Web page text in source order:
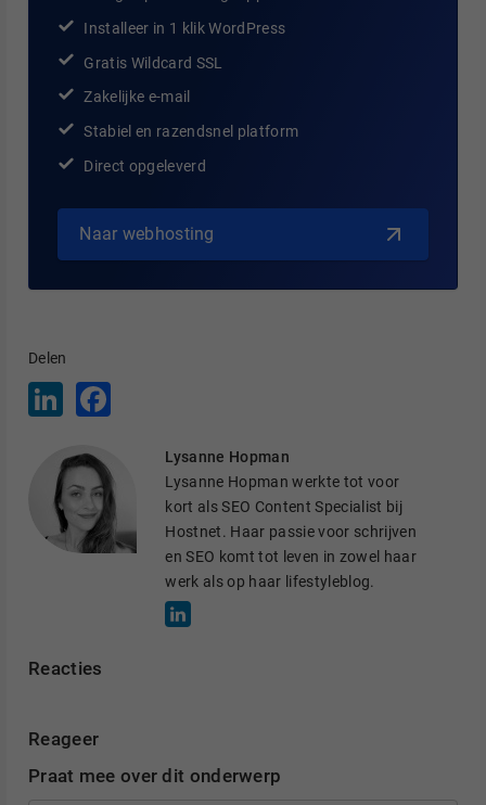
Installeer in 1 klik WordPress
Gratis Wildcard SSL
Zakelijke e-mail
Stabiel en razendsnel platform
Direct opgeleverd
Naar webhosting
Delen
e
d
n
o
o
Lysanne Hopman
Lysanne Hopman werkte tot voor
kort als SEO Content Specialist bij
Hostnet. Haar passie voor schrijven
en SEO komt tot leven in zowel haar
werk als op haar lifestyleblog.
Reacties
Reageer
Praat mee over dit onderwerp